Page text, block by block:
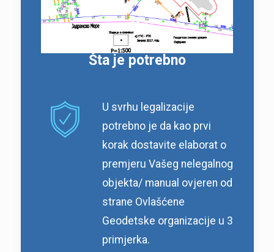
Šta je potrebno
U svrhu legalizacije
potrebno je da kao prvi
korak dostavite elaborat o
premjeru Vašeg nelegalnog
objekta/ manual ovjeren od
strane Ovlašćene
Geodetske organizacije u 3
primjerka.